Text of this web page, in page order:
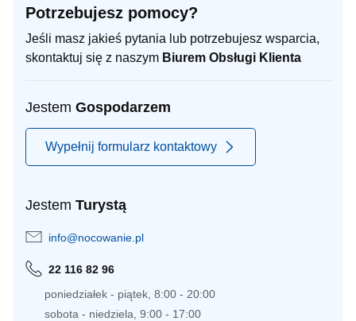
Potrzebujesz pomocy?
Jeśli masz jakieś pytania lub potrzebujesz wsparcia,
skontaktuj się z naszym Biurem Obsługi Klienta
Jestem Gospodarzem
Wypełnij formularz kontaktowy
Jestem Turystą
info@nocowanie.pl
22 116 82 96
poniedziałek - piątek, 8:00 - 20:00
sobota - niedziela, 9:00 - 17:00